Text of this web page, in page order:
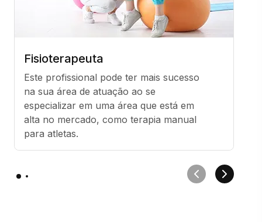
Fisioterapeuta
Este profissional pode ter mais sucesso
na sua área de atuação ao se
especializar em uma área que está em
alta no mercado, como terapia manual
para atletas.